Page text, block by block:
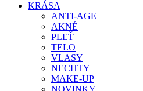
KRÁSA
ANTI-AGE
AKNÉ
PLEŤ
TELO
VLASY
NECHTY
MAKE-UP
NOVINKY